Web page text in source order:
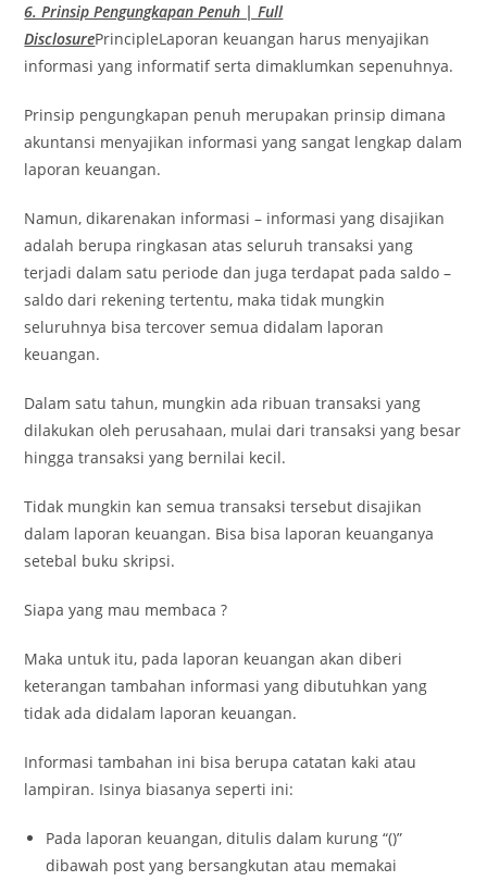
6. Prinsip Pengungkapan Penuh | Full
DisclosurePrincipleLaporan keuangan harus menyajikan
informasi yang informatif serta dimaklumkan sepenuhnya.
Prinsip pengungkapan penuh merupakan prinsip dimana
akuntansi menyajikan informasi yang sangat lengkap dalam
laporan keuangan.
Namun, dikarenakan informasi – informasi yang disajikan
adalah berupa ringkasan atas seluruh transaksi yang
terjadi dalam satu periode dan juga terdapat pada saldo –
saldo dari rekening tertentu, maka tidak mungkin
seluruhnya bisa tercover semua didalam laporan
keuangan.
Dalam satu tahun, mungkin ada ribuan transaksi yang
dilakukan oleh perusahaan, mulai dari transaksi yang besar
hingga transaksi yang bernilai kecil.
Tidak mungkin kan semua transaksi tersebut disajikan
dalam laporan keuangan. Bisa bisa laporan keuanganya
setebal buku skripsi.
Siapa yang mau membaca ?
Maka untuk itu, pada laporan keuangan akan diberi
keterangan tambahan informasi yang dibutuhkan yang
tidak ada didalam laporan keuangan.
Informasi tambahan ini bisa berupa catatan kaki atau
lampiran. Isinya biasanya seperti ini:
Pada laporan keuangan, ditulis dalam kurung “()”
dibawah post yang bersangkutan atau memakai